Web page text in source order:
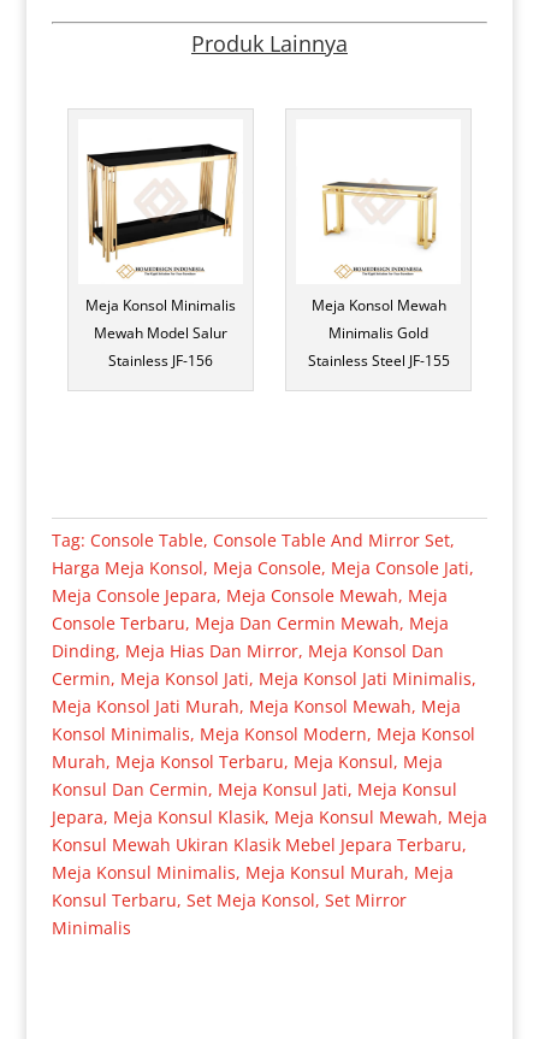
Produk Lainnya
Meja Konsol Minimalis
Mewah Model Salur
Stainless JF-156
Meja Konsol Mewah
Minimalis Gold
Stainless Steel JF-155
Tag: Console Table, Console Table And Mirror Set,
Harga Meja Konsol, Meja Console, Meja Console Jati,
Meja Console Jepara, Meja Console Mewah, Meja
Console Terbaru, Meja Dan Cermin Mewah, Meja
Dinding, Meja Hias Dan Mirror, Meja Konsol Dan
Cermin, Meja Konsol Jati, Meja Konsol Jati Minimalis,
Meja Konsol Jati Murah, Meja Konsol Mewah, Meja
Konsol Minimalis, Meja Konsol Modern, Meja Konsol
Murah, Meja Konsol Terbaru, Meja Konsul, Meja
Konsul Dan Cermin, Meja Konsul Jati, Meja Konsul
Jepara, Meja Konsul Klasik, Meja Konsul Mewah, Meja
Konsul Mewah Ukiran Klasik Mebel Jepara Terbaru,
Meja Konsul Minimalis, Meja Konsul Murah, Meja
Konsul Terbaru, Set Meja Konsol, Set Mirror
Minimalis